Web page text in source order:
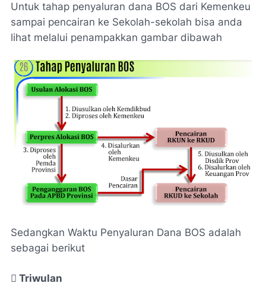
Untuk tahap penyaluran dana BOS dari Kemenkeu
sampai pencairan ke Sekolah-sekolah bisa anda
lihat melalui penampakkan gambar dibawah
Sedangkan Waktu Penyaluran Dana BOS adalah
sebagai berikut
 Triwulan